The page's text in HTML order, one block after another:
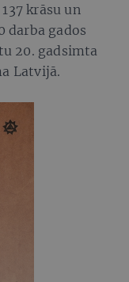
krāsu un
darba gados
20. gadsimta
Latvijā.